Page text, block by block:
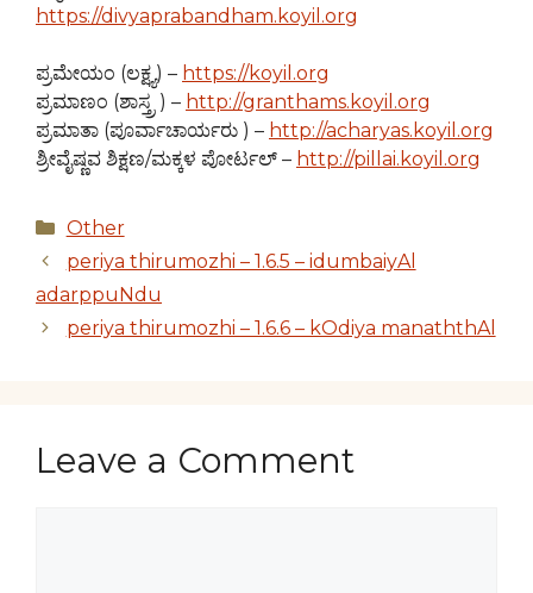
https://divyaprabandham.koyil.org
ಪ್ರಮೇಯಂ (ಲಕ್ಷ್ಯ) – https://koyil.org
ಪ್ರಮಾಣಂ (ಶಾಸ್ತ್ರ ) – http://granthams.koyil.org
ಪ್ರಮಾತಾ (ಪೂರ್ವಾಚಾರ್ಯರು ) – http://acharyas.koyil.org
ಶ್ರೀವೈಷ್ಣವ ಶಿಕ್ಷಣ/ಮಕ್ಕಳ ಪೋರ್ಟಲ್ – http://pillai.koyil.org
Categories
Other
periya thirumozhi – 1.6.5 – idumbaiyAl
adarppuNdu
periya thirumozhi – 1.6.6 – kOdiya manaththAl
Leave a Comment